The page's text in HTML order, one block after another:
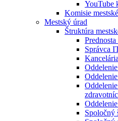
YouTube
Komisie
Mestský úrad
Štruktúra
Správca
Spoločný